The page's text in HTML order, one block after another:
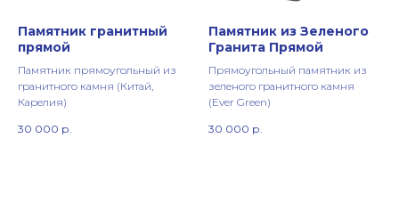
Памятник гранитный
прямой
Памятник прямоугольный из
гранитного камня (Китай,
Карелия)
30 000 р.
Памятник из Зеленого
Гранита Прямой
Прямоугольный памятник из
зеленого гранитного камня
(Ever Green)
30 000 р.